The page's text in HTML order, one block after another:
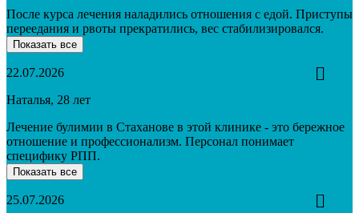
После курса лечения наладились отношения с едой. Приступы
переедания и рвоты прекратились, вес стабилизировался.
Показать все
22.07.2026
Наталья, 28 лет
Лечение булимии в Стаханове в этой клинике - это бережное
отношение и профессионализм. Персонал понимает
специфику РПП.
Показать все
25.07.2026